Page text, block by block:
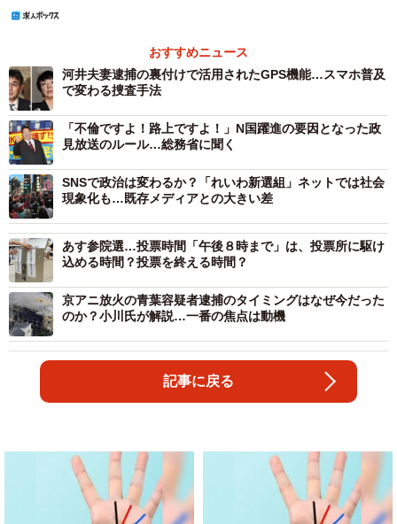
おすすめニュース
河井夫妻逮捕の裏付けで活用されたGPS機能…スマホ普及
で変わる捜査手法
「不倫ですよ！路上ですよ！」N国躍進の要因となった政
見放送のルール…総務省に聞く
SNSで政治は変わるか？「れいわ新選組」ネットでは社会
現象化も…既存メディアとの大きい差
あす参院選…投票時間「午後８時まで」は、投票所に駆け
込める時間？投票を終える時間？
京アニ放火の青葉容疑者逮捕のタイミングはなぜ今だった
のか？小川氏が解説…一番の焦点は動機
記事に戻る